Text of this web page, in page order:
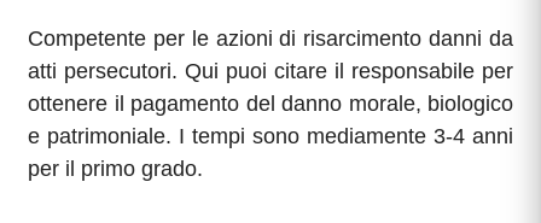
Competente per le azioni di risarcimento danni da
atti persecutori. Qui puoi citare il responsabile per
ottenere il pagamento del danno morale, biologico
e patrimoniale. I tempi sono mediamente 3-4 anni
per il primo grado.